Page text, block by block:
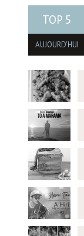
TOP 5
AUJOURD'HUI